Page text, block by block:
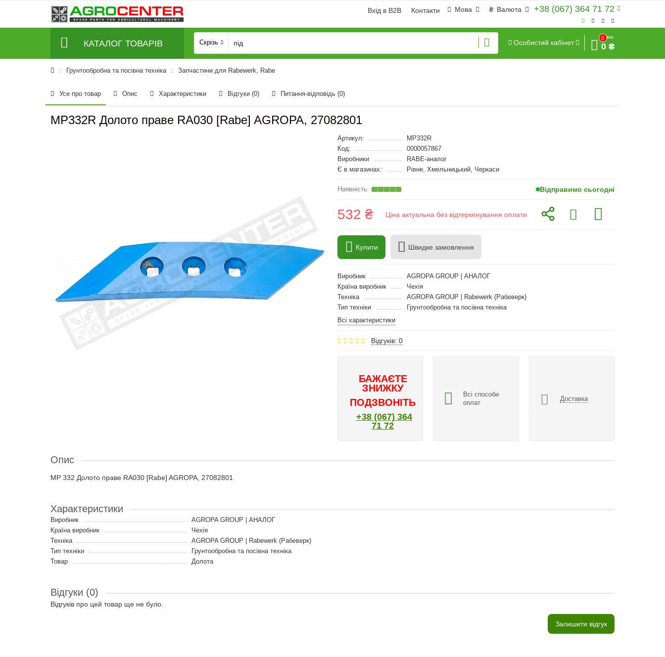
+38 (067) 364 71 72
₴ Валюта
Мова
Вхід в B2B Контакти
КАТАЛОГ ТОВАРІВ Скрізь Особистий кабінет
0
Сума
0 ₴
Грунтообробна та посівна техніка Запчастини для Rabewerk, Rabe
Усе про товар Опис Характеристики Відгуки (0) Питання-відповідь (0)
MP332R Долото праве RA030 [Rabe] AGROPA, 27082801
Артикул:
MP332R
Код:
0000057867
Виробники
RABE-аналог
Є в магазинах:
Рівне, Хмельницький, Черкаси
Відправимо сьогодні
532 ₴ Ціна актуальна без відтермінування оплати
Купити Швидке замовлення
Виробник
AGROPA GROUP | АНАЛОГ
Країна виробник
Чехія
Техніка
AGROPA GROUP | Rabewerk (Рабеверк)
Тип техніки
Грунтообробна та посівна техніка
Всі характеристики
Відгуків: 0
БАЖАЄТЕ
ЗНИЖКУ
ПОДЗВОНІТЬ
+38 (067) 364
71 72
Всі способи
оплат
Доставка
Опис
MP 332 Долото праве RA030 [Rabe] AGROPA, 27082801
Характеристики
Виробник
AGROPA GROUP | АНАЛОГ
Країна виробник
Чехія
Техніка
AGROPA GROUP | Rabewerk (Рабеверк)
Тип техніки
Грунтообробна та посівна техніка
Товар
Долота
Відгуки (0)
Відгуків про цей товар ще не було.
Залишити відгук